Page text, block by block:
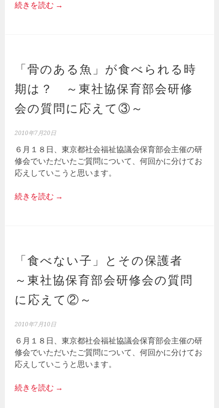
続きを読む →
「骨のある魚」が食べられる時
期は？ ～東社協保育部会研修
会の質問に応えて③～
2010年7月20日
６月１８日、東京都社会福祉協議会保育部会主催の研
修会でいただいたご質問について、何回かに分けてお
応えしていこうと思います。
続きを読む →
「食べない子」とその保護者
～東社協保育部会研修会の質問
に応えて②～
2010年7月10日
６月１８日、東京都社会福祉協議会保育部会主催の研
修会でいただいたご質問について、何回かに分けてお
応えしていこうと思います。
続きを読む →